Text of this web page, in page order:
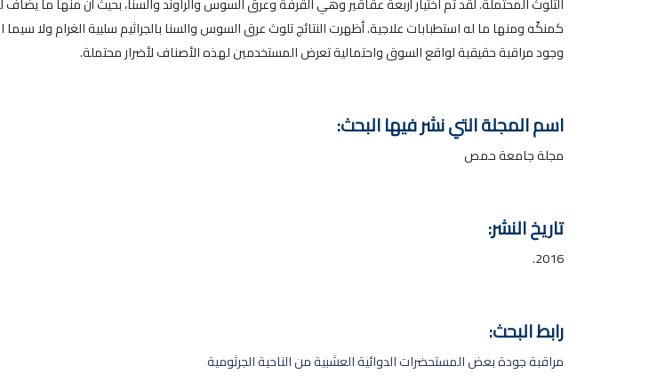
كمنكّه ومنها ما له استطبابات علاجية. أظهرت النتائج تلوث عرق السوس والسنا بالجراثيم سلبية الغرام ولا
وجود مراقبة حقيقية لواقع السوق واحتمالية تعرض المستخدمين لهذه الأصناف لأضرار محتملة.
اسم المجلة التي نشر فيها البحث:
مجلة جامعة حمص
تاريخ النشر:
2016.
رابط البحث:
مراقبة جودة بعض المستحضرات الدوائية العشبية من الناحية الجرثومية